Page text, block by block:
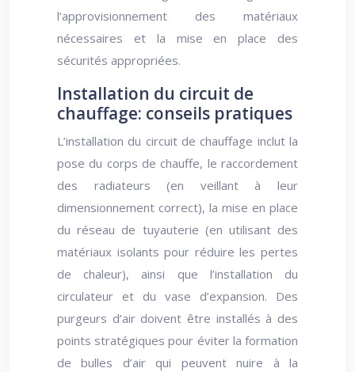
l’approvisionnement des matériaux
nécessaires et la mise en place des
sécurités appropriées.
Installation du circuit de
chauffage: conseils pratiques
L’installation du circuit de chauffage inclut la
pose du corps de chauffe, le raccordement
des radiateurs (en veillant à leur
dimensionnement correct), la mise en place
du réseau de tuyauterie (en utilisant des
matériaux isolants pour réduire les pertes
de chaleur), ainsi que l’installation du
circulateur et du vase d’expansion. Des
purgeurs d’air doivent être installés à des
points stratégiques pour éviter la formation
de bulles d’air qui peuvent nuire à la